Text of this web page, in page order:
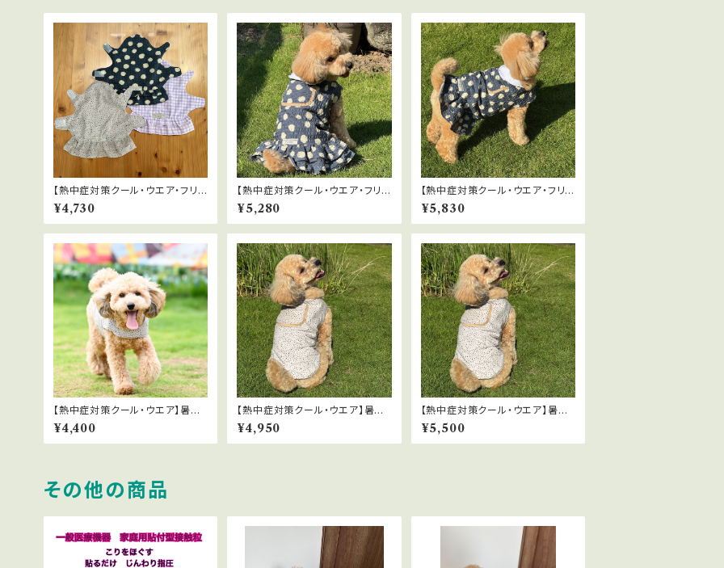
【熱中症対策クール・ウエア・フリル
付】暑い夏に！遮熱・放熱・UVカッ
ト クール・ウエア SSサイズ
¥4,730
【熱中症対策クール・ウエア・フリル
付】暑い夏に！遮熱・放熱・UVカッ
ト クール・ウエア Sサイズ
¥5,280
【熱中症対策クール・ウエア・フリル
付】暑い夏に！遮熱・放熱・UVカッ
ト クール・ウエア Mサイズ
¥5,830
【熱中症対策クール・ウエア】暑い
夏に！遮熱・放熱・UVカット クー
ル・ウエア SSサイズ
¥4,400
【熱中症対策クール・ウエア】暑い
夏に！遮熱・放熱・UVカット クー
ル・ウエア Sサイズ 保冷剤ポケ
ット付き
¥4,950
【熱中症対策クール・ウエア】暑い
夏に！遮熱・放熱・UVカット クー
ル・ウエア Mサイズ
¥5,500
その他の商品